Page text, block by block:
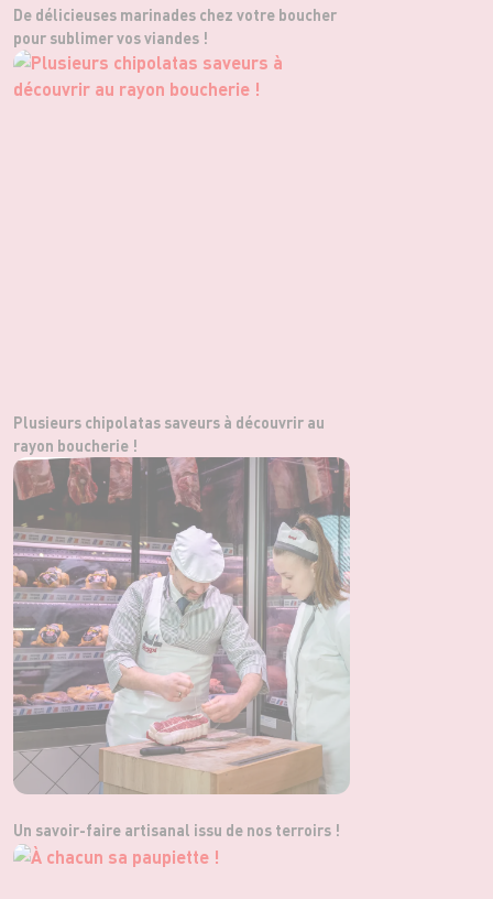
De délicieuses marinades chez votre boucher
pour sublimer vos viandes !
Plusieurs chipolatas saveurs à découvrir au
rayon boucherie !
Un savoir-faire artisanal issu de nos terroirs !